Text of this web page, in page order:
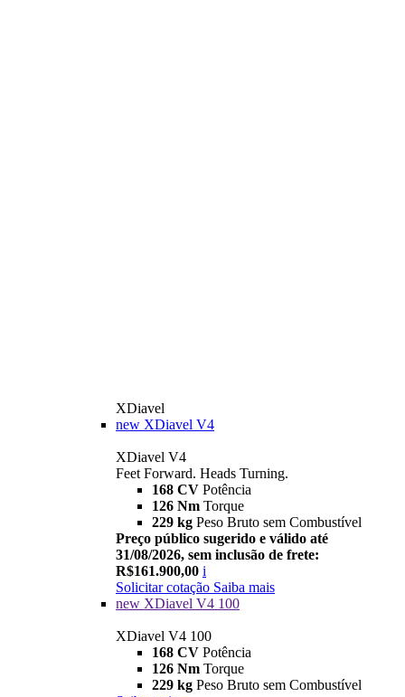
XDiavel
new XDiavel V4
XDiavel V4
Feet Forward. Heads Turning.
168 CV Potência
126 Nm Torque
229 kg Peso Bruto sem Combustível
Preço público sugerido e válido até
31/08/2026, sem inclusão de frete:
R$161.900,00 i
Solicitar cotação Saiba mais
new XDiavel V4 100
XDiavel V4 100
168 CV Potência
126 Nm Torque
229 kg Peso Bruto sem Combustível